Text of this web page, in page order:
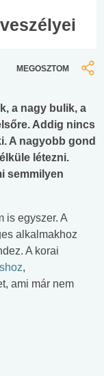
MEGOSZTOM
a nagy bulik, a
Addig nincs
A nagyobb gond
létezni.
semmilyen
is egyszer. A
alkalmakhoz
A korai
,
ami már nem